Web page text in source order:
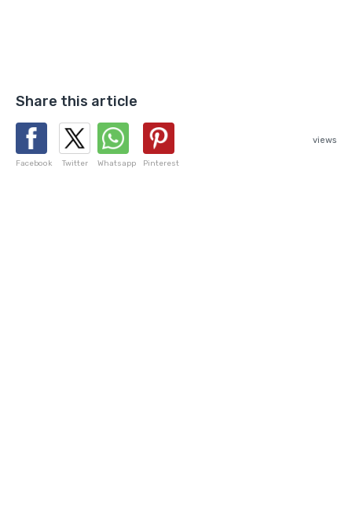
Share this article
Facebook Twitter Whatsapp Pinterest
views